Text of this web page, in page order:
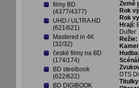
filmy BD
(4377/4377)
UHD / ULTRA HD
(621/621)
Mastered in 4K
(32/32)
české filmy na BD
(174/174)
BD steelbook
(622/622)
BD DIGIBOOK
Země
Rok
Rok
Hrají:
Duffer
Režie:
Hudba:
DTS